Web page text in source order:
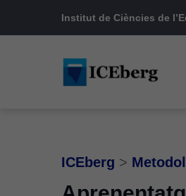
to
navigation
to
to
Institut de Ciències de
ICEberg >